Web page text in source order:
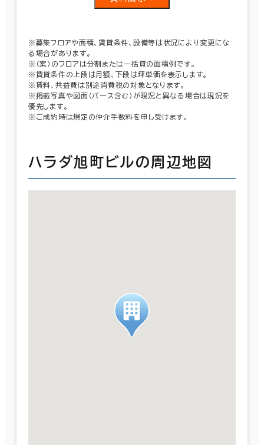
※募集フロアや面積、賃貸条件、設備等は状況により変更にな
る場合があります。
※（案）のフロアは分割または一括貸の面積例です。
※賃貸条件の上段は月額、下段は坪単価を表示します。
※賃料、共益費は別途消費税の対象となります。
※掲載写真や図面（パース含む）が現況と異なる場合は現況を
優先します。
※ご成約時は規定の仲介手数料を申し受けます。
ハラダ旭町ビルの周辺地図